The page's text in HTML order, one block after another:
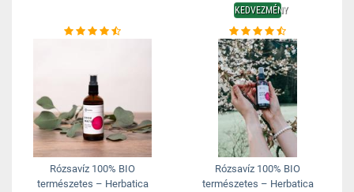
Rózsavíz 100% BIO
természetes – Herbatica
KEDVEZMÉNY
Rózsavíz 100% BIO
természetes – Herbatica